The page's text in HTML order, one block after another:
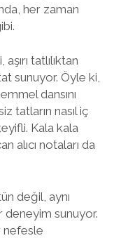
her zaman
tatlılıktan
sunuyor. Öyle ki,
dansını
tatların nasıl iç
Kala kala
alıcı notaları da
değil, aynı
deneyim sunuyor.
nefesle